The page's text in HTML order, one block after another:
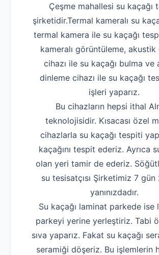
Çeşme mahallesi su kaçağı
şirketidir.Termal kameralı su
termal kamera ile su kaçağı
kameralı görüntüleme, akustik
cihazı ile su kaçağı bulma ve
dinleme cihazı ile su kaçağı
işleri yaparız.
Bu cihazların hepsi ithal
teknolojisidir. Kısacası özel
cihazlarla su kaçağı tespiti
kaçağını tespit ederiz. Ayrıca
olan yeri tamir de ederiz.
su tesisatçısı Şirketimiz 7
yanınızdadır.
Su kaçağı laminat parkede ise
parkeyi yerine yerleştiriz. Tabi
sıva yaparız. Fakat su kaçağı
seramiği döşeriz. Bu işlemlerin